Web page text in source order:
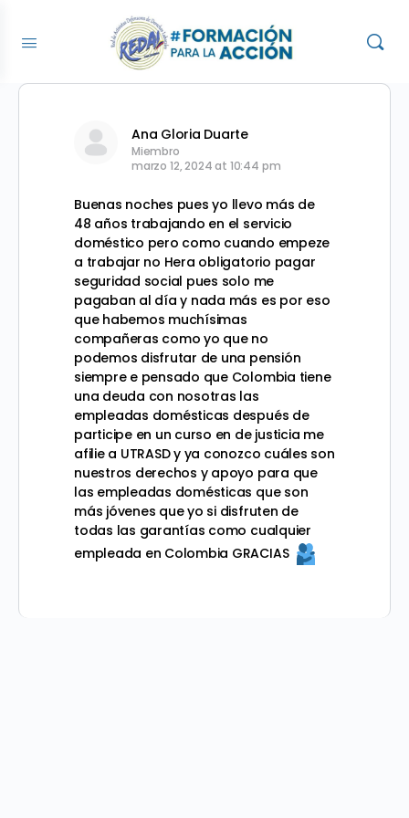
Ana Gloria Duarte
Miembro
marzo 12, 2024 at 10:44 pm
Buenas noches pues yo llevo más de
48 años trabajando en el servicio
doméstico pero como cuando empeze
a trabajar no Hera obligatorio pagar
seguridad social pues solo me
pagaban al día y nada más es por eso
que habemos muchísimas
compañeras como yo que no
podemos disfrutar de una pensión
siempre e pensado que Colombia tiene
una deuda con nosotras las
empleadas domésticas después de
participe en un curso en de justicia me
afilie a UTRASD y ya conozco cuáles son
nuestros derechos y apoyo para que
las empleadas domésticas que son
más jóvenes que yo si disfruten de
todas las garantías como cualquier
empleada en Colombia GRACIAS